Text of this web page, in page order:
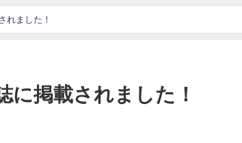
れました！
に掲載されました！